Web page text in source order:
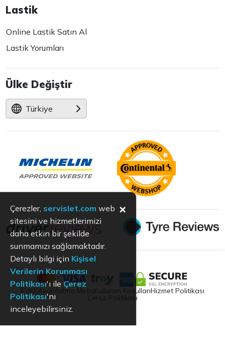
Lastik
Online Lastik Satın Al
Lastik Yorumları
Ülke Değiştir
Türkiye
Aydınlatma Metni Kullanım KoşullarıHizmet Politikası
Çerez Politikası
Çerezler, servislet.com web
sitesini ve hizmetlerimizi
daha etkin bir şekilde
sunmamızı sağlamaktadır.
Detaylı bilgi için Kişisel
Verilerin Korunması
Politikası'ı ile Çerez
Politikası'nı
inceleyebilirsiniz.
×